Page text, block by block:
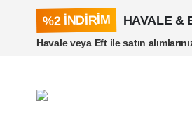
%2 İNDİRİM HAVALE &
Havale veya Eft ile satın